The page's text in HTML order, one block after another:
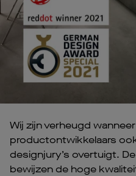
Wij zijn verheugd
productontwikkelaars
designjury’s overtuigt.
bewijzen de hoge